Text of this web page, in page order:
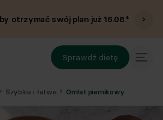
otrzymać swój plan już16.08.*
Sprawdź dietę
Szybkie i łatwe Omlet piernikowy